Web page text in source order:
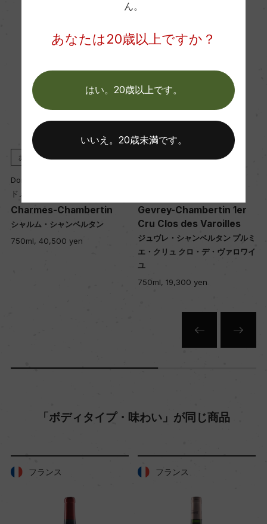
熟成：オーク樽熟成 15カ月(228L、新樽比率 2
年間生産量
約30000
栽培面積
6ha
平均収量
38hl/ha
粘土石灰質、石質
品質分類・原産地呼称
赤 2017
Domaine des Varoilles
ドメーヌ・デ・ヴァロワイユ
Charmes-Chambertin
シャルム・シャンベルタン
750ml, 40,500 yen
Gevrey-Chambertin 1er
Cru Clos des Varoilles
ジュヴレ・シャンベルタン プルミ
エ・クリュ クロ・デ・ヴァロワイ
ユ
750ml, 19,300 yen
「ボディタイプ・味わい」が同じ商品
フランス フランス
ん。
あなたは20歳以上ですか？
はい。20歳以上です。
いいえ。20歳未満です。